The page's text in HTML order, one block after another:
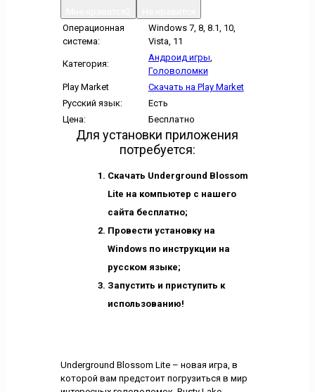
Операционная
система:
Windows 7, 8, 8.1, 10,
Vista, 11
Категория:
Андроид игры,
Головоломки
Play Market
Скачать на Play Market
Русский язык:
Есть
Цена:
Бесплатно
Для установки приложения
потребуется:
Скачать Underground Blossom
Lite на компьютер с нашего
сайта бесплатно;
Провести установку на
Windows по инструкции на
русском языке;
Запустить и приступить к
использованию!
Underground Blossom Lite – новая игра, в
которой вам предстоит погрузиться в мир